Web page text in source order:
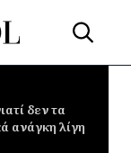
δεν τα
ανάγκη λίγη